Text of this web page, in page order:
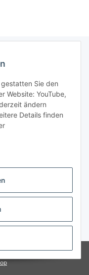
Sie den
Website: YouTube,
ändern
Details finden